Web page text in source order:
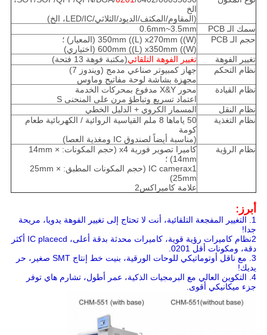
الخ
(المقاوم/المكثف/الديود/الثلاثي/LED/IC، الخ)
سمك الـ PCB
0.6mm~3.5mm
حجم الـ PCB
350mm ((L) x270mm ((W) (المعيار) ؛
600mm ((L) x350mm ((W) (اختياري)
تغيير الفوهة
تغيير الفوهة التلقائي(مكتبة فوهة 13 فتحة)
نظام التحكم
جهاز كمبيوتر صناعي مدمج (ويندوز 7)
مجهزة بشاشة لوحة مفاتيح وماوس
نظام القيادة
محور X&Y مدفوع بمحركات الخدمة
اعتماد تسريع وتباطؤ مرن على المنحنى S
نظام النقل
المسمار الكروي + الدليل الخطي
نظام التغذية
50 ياماها 8 ملم القياسية الروائية / الكهربائية طعام
كومة
(مناسبة أيضاً لصندوق IC ومغذية العصا)
نظام الرؤية
كاميرا تصوير فورية x4 (حجم المكونات: 14mm ×
14mm) ؛
IC camerax1 (حجم المكونات المطبق: 25mm ×
25mm)
علامة كاميراكس2
أبرز:
1. التغيير المفجعة التلقائية، أنت لا تحتاج إلى تغيير الفوهة يدويا، مريحة
جدا!
2نظام كاميرات رؤية قوية، كاميرات محدثة بدقة أعلى، IC placecd أكثر
دقة، ومكونات أقل 0201.
3. مع ناقل أوتوماتيكي للوحات الورقية، بنيت خط إنتاج SMT صغير، حر
يديك!
4. التكوين العالي مع البرمجيات الذكية، عمر أطول، تشارم هاي توفر
جزء ميكانيكي أقوى.